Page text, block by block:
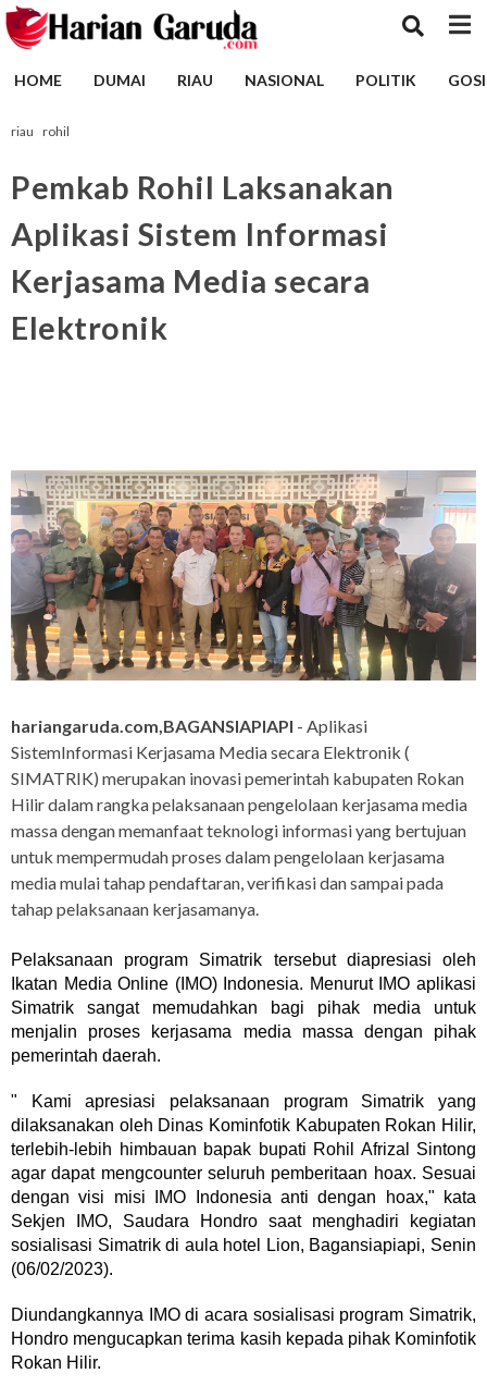
HOME DUMAI RIAU NASIONAL POLITIK
riau rohil
Pemkab Rohil Laksanakan
Aplikasi Sistem Informasi
Kerjasama Media secara
Elektronik
hariangaruda.com,BAGANSIAPIAPI - Aplikasi
SistemInformasi Kerjasama Media secara Elektronik (
SIMATRIK) merupakan inovasi pemerintah kabupaten Rokan
Hilir dalam rangka pelaksanaan pengelolaan kerjasama media
massa dengan memanfaat teknologi informasi yang bertujuan
untuk mempermudah proses dalam pengelolaan kerjasama
media mulai tahap pendaftaran, verifikasi dan sampai pada
tahap pelaksanaan kerjasamanya.
Pelaksanaan program Simatrik tersebut diapresiasi oleh
Ikatan Media Online (IMO) Indonesia. Menurut IMO aplikasi
Simatrik sangat memudahkan bagi pihak media untuk
menjalin proses kerjasama media massa dengan pihak
pemerintah daerah.
" Kami apresiasi pelaksanaan program Simatrik yang
dilaksanakan oleh Dinas Kominfotik Kabupaten Rokan Hilir,
terlebih-lebih himbauan bapak bupati Rohil Afrizal Sintong
agar dapat mengcounter seluruh pemberitaan hoax. Sesuai
dengan visi misi IMO Indonesia anti dengan hoax," kata
Sekjen IMO, Saudara Hondro saat menghadiri kegiatan
sosialisasi Simatrik di aula hotel Lion, Bagansiapiapi, Senin
(06/02/2023).
Diundangkannya IMO di acara sosialisasi program Simatrik,
Hondro mengucapkan terima kasih kepada pihak Kominfotik
Rokan Hilir.